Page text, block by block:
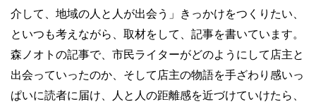
介して、地域の人と人が出会う」きっかけをつくりたい、
といつも考えながら、取材をして、記事を書いています。
森ノオトの記事で、市民ライターがどのようにして店主と
出会っていったのか、そして店主の物語を手ざわり感いっ
ぱいに読者に届け、人と人の距離感を近づけていけたら、